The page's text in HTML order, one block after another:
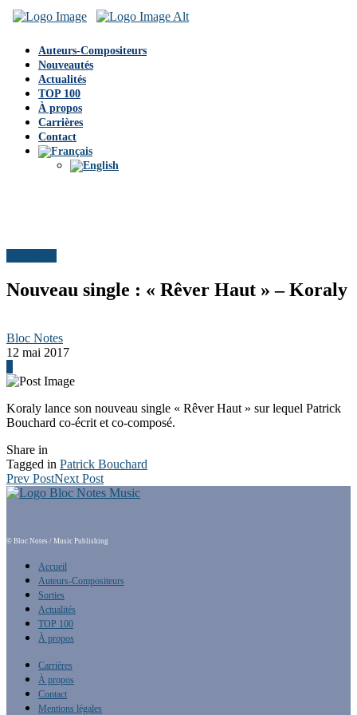
Auteurs-Compositeurs
Nouveautés
Actualités
TOP 100
À propos
Carrières
Contact
Nouveau single : « Rêver Haut » – Koraly
Bloc Notes
12 mai 2017
Koraly lance son nouveau single « Rêver Haut » sur lequel Patrick
Bouchard co-écrit et co-composé.
Share in
Tagged in Patrick Bouchard
Prev PostNext Post
© Bloc Notes / Music Publishing
Accueil
Auteurs-Compositeurs
Sorties
Actualités
TOP 100
À propos
Carrières
À propos
Contact
Mentions légales